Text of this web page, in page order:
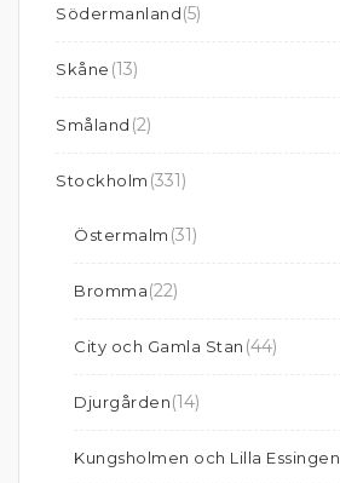
Södermanland(5)
Skåne (13)
Småland (2)
Stockholm (331)
Östermalm (31)
Bromma(22)
City och Gamla Stan (44)
Djurgården(14)
Kungsholmen och Lilla Essingen